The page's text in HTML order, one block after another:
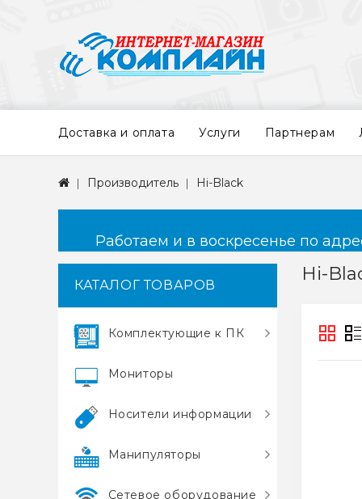
Доставка и оплата Услуги Партнерам
Производитель Hi-Black
Работаем и в воскресенье по
КАТАЛОГ ТОВАРОВ
Комплектующие к ПК
Мониторы
Носители информации
Манипуляторы
Сетевое оборудование
Hi-